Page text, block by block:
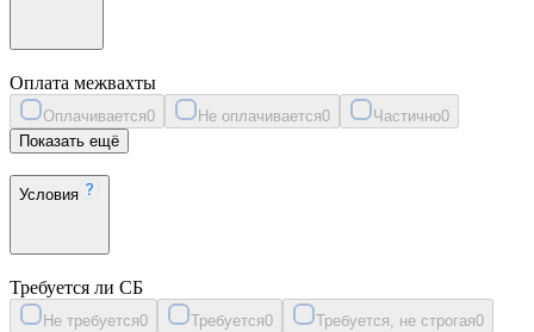
Оплата межвахты
Оплачивается0 Не оплачивается0 Частично0
Показать ещё
Условия
Требуется ли СБ
Не требуется0 Требуется0 Требуется, не строгая0